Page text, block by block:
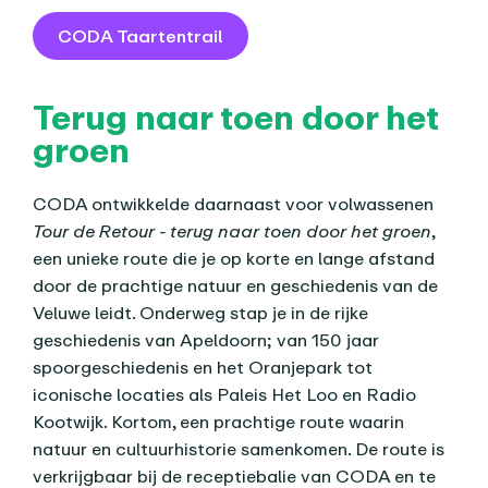
CODA Taartentrail
Terug naar toen door het
groen
CODA ontwikkelde daarnaast voor volwassenen
Tour de Retour - terug naar toen door het groen,
een unieke route die je op korte en lange afstand
door de prachtige natuur en geschiedenis van de
Veluwe leidt. Onderweg stap je in de rijke
geschiedenis van Apeldoorn; van 150 jaar
spoorgeschiedenis en het Oranjepark tot
iconische locaties als Paleis Het Loo en Radio
Kootwijk. Kortom, een prachtige route waarin
natuur en cultuurhistorie samenkomen. De route is
verkrijgbaar bij de receptiebalie van CODA en te